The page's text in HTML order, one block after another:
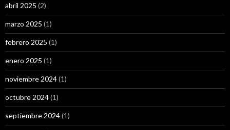
abril 2025 (2)
marzo 2025 (1)
febrero 2025 (1)
enero 2025 (1)
noviembre 2024(1)
octubre 2024(1)
septiembre 2024(1)